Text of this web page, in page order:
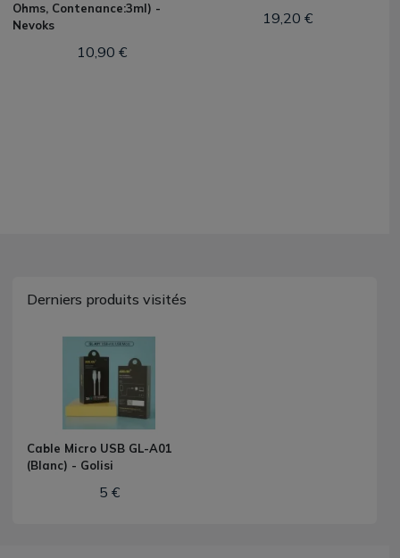
Ohms, Contenance:3ml) -
Nevoks
10,90 €
19,20 €
Derniers produits visités
Cable Micro USB GL-A01
(Blanc) - Golisi
5 €